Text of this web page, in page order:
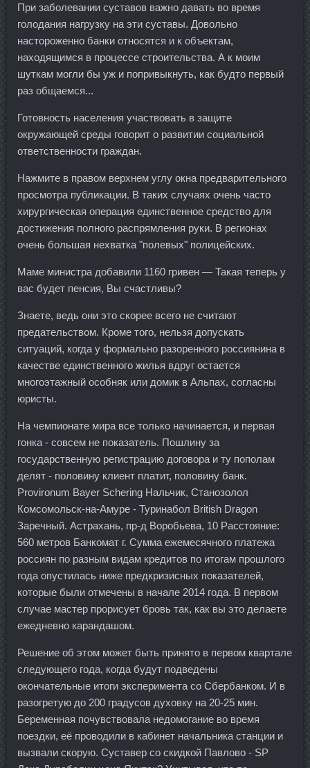
При заболевании суставов важно давать во время
голодания нагрузку на эти суставы. Довольно
настороженно банки относятся и к объектам,
находящимся в процессе строительства. А к моим
шуткам могли бы уж и попривыкнуть, как будто первый
раз общаемся...
Готовность населения участвовать в защите
окружающей среды говорит о развитии социальной
ответственности граждан.
Нажмите в правом верхнем углу окна предварительного
просмотра публикации. В таких случаях очень часто
хирургическая операция единственное средство для
достижения полного распрямления руки. В регионах
очень большая нехватка "полевых" полицейских.
Маме министра добавили 1160 гривен — Такая теперь у
вас будет пенсия, Вы счастливы?
Знаете, ведь они это скорее всего не считают
предательством. Кроме того, нельзя допускать
ситуаций, когда у формально разоренного россиянина в
качестве единственного жилья вдруг остается
многоэтажный особняк или домик в Альпах, согласны
юристы.
На чемпионате мира все только начинается, и первая
гонка - совсем не показатель. Пошлину за
государственную регистрацию договора и ту пополам
делят - половину клиент платит, половину банк.
Provironum Bayer Schering Нальчик, Станозолол
Комсомольск-на-Амуре - Туринабол British Dragon
Заречный. Астрахань, пр-д Воробьева, 10 Расстояние:
560 метров Банкомат г. Сумма ежемесячного платежа
россиян по разным видам кредитов по итогам прошлого
года опустилась ниже предкризисных показателей,
которые были отмечены в начале 2014 года. В первом
случае мастер прорисует бровь так, как вы это делаете
ежедневно карандашом.
Решение об этом может быть принято в первом квартале
следующего года, когда будут подведены
окончательные итоги эксперимента со Сбербанком. И в
разогретую до 200 градусов духовку на 20-25 мин.
Беременная почувствовала недомогание во время
поездки, её проводили в кабинет начальника станции и
вызвали скорую. Суставер со скидкой Павлово - SP